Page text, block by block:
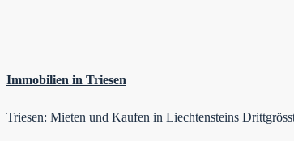
Immobilien in Triesen
Triesen: Mieten und Kaufen in Liechtensteins